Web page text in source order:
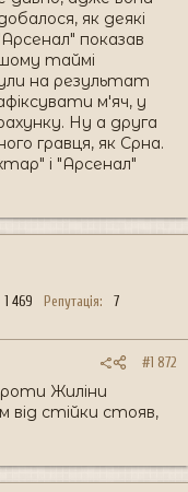
як деякі
показав
таймі
на результат
м'яч, у
Ну а друга
гравця, як Срна.
і "Арсенал"
1 469 Репутація
7
#1 872
Жиліни
від стійки стояв,